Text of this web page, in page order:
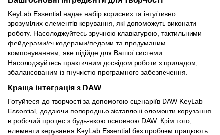
KeyLab Essential надає набір корисних та інтуїтивно
зрозумілих елементів керування, які допоможуть виконати
роботу. Насолоджуйтесь зручною клавіатурою, тактильними
фейдерами/енкодерами/педами та продуманим
компонуванням, яке підійде для Вашої системи.
Насолоджуйтесь практичним досвідом роботи з приладом,
збалансованим із гнучкістю програмного забезпечення.
Краща інтеграція з DAW
Готуйтеся до творчості за допомогою сценаріїв DAW KeyLab
Essential, додаючи попередньо зіставлені елементи керування
в робочий процес з будь-якою основною DAW. Крім того,
елементи керування KeyLab Essential без проблем працюють